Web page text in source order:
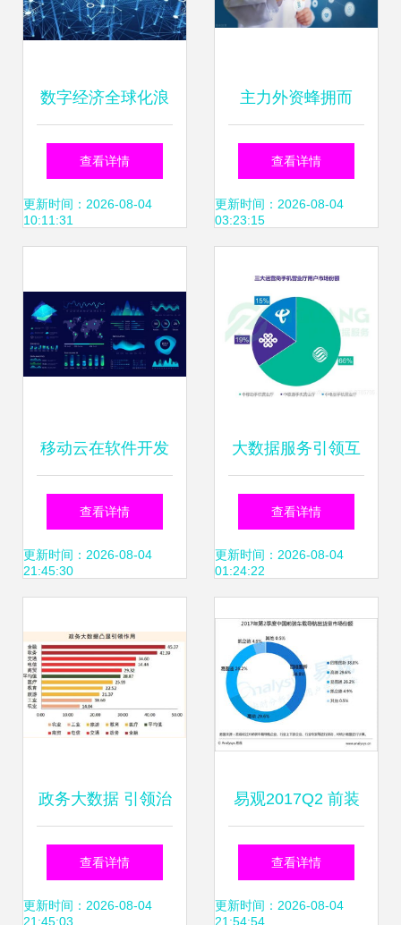
数字经济全球化浪
潮下，大数据公司
如何赋能企业软件
查看详情
更新时间：2026-08-04
10:11:31
主力外资蜂拥而
上，A股大数据概
念“心比天高”，核
解析
查看详情
更新时间：2026-08-04
03:23:15
移动云在软件开发
领域15项大数据能
力评测中荣获权威
查看详情
更新时间：2026-08-04
21:45:30
大数据服务引领互
联网领域精准获客
新纪元
查看详情
更新时间：2026-08-04
01:24:22
政务大数据 引领治
理现代化的核心引
擎与创新服务
查看详情
更新时间：2026-08-04
21:45:03
易观2017Q2 前装
车载导航出货量环
比下滑，厂商以大
查看详情
更新时间：2026-08-04
21:54:54